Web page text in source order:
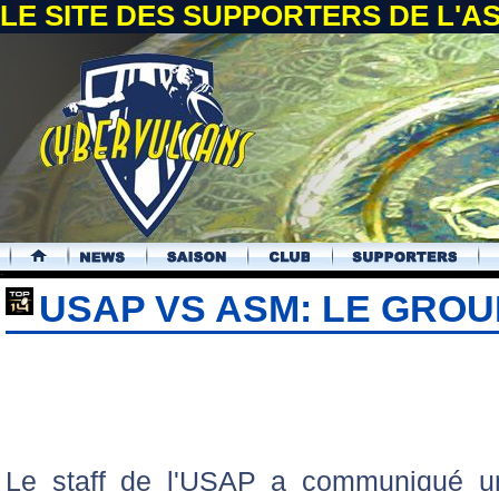
LE SITE DES SUPPORTERS DE
.
USAP VS ASM: LE
Le staff de l'USAP a communiqué